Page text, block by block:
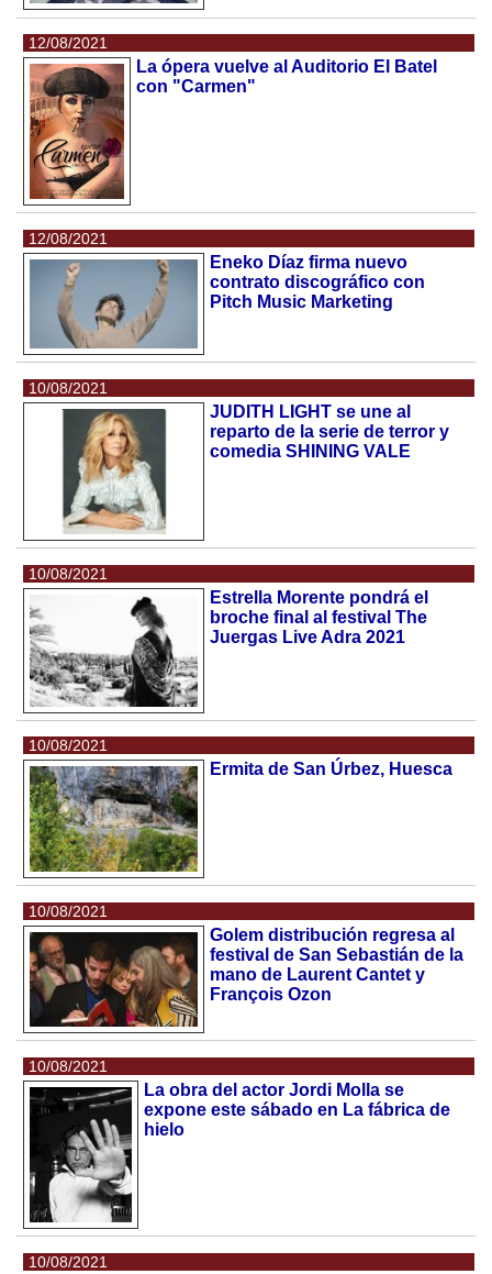
12/08/2021
La ópera vuelve al Auditorio El Batel
con "Carmen"
12/08/2021
Eneko Díaz firma nuevo
contrato discográfico con
Pitch Music Marketing
10/08/2021
JUDITH LIGHT se une al
reparto de la serie de terror y
comedia SHINING VALE
10/08/2021
Estrella Morente pondrá el
broche final al festival The
Juergas Live Adra 2021
10/08/2021
Ermita de San Úrbez, Huesca
10/08/2021
Golem distribución regresa al
festival de San Sebastián de la
mano de Laurent Cantet y
François Ozon
10/08/2021
La obra del actor Jordi Molla se
expone este sábado en La fábrica de
hielo
10/08/2021